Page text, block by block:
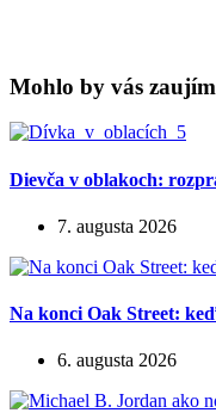
Mohlo by vás
Dievča v oblakoch:
7. augusta 2026
Na konci Oak Street:
6. augusta 2026